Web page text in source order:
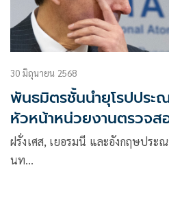
30 มิถุนายน 2568
พันธมิตรชั้นนำยุโรปประ
หัวหน้าหน่วยงานตรวจส
ยูเอ็น
ฝรั่งเศส, เยอรมนี และอังกฤษประ
นท…